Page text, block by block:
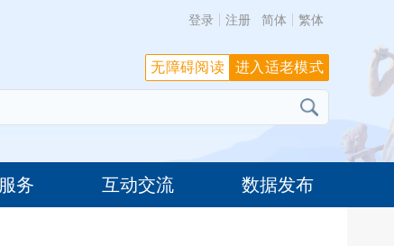
登录 注册 简体 繁体
务 互动交流 数据发布
进入适老模式
无障碍阅读